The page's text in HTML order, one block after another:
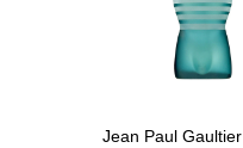
Jean Paul Gaultier